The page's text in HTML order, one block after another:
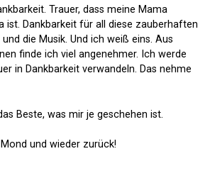
Trauer, dass meine Mama
ist. Dankbarkeit für all diese zauberhaften
die Musik. Und ich weiß eins. Aus
finde ich viel angenehmer. Ich werde
in Dankbarkeit verwandeln. Das nehme
Beste, was mir je geschehen ist.
und wieder zurück!